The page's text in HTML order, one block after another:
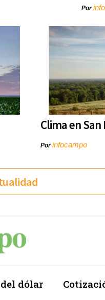
Por
Clima en
Porinfocampo
dólar